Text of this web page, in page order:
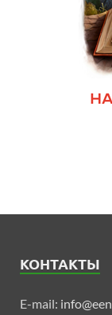
КОНТАКТЫ
E-mail: